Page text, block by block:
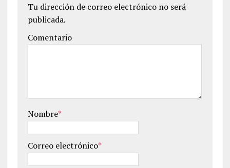
Tu dirección de correo electrónico no será
publicada.
Comentario
Nombre*
Correo electrónico*